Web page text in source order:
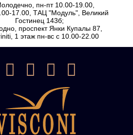
пн-пт 10.00-19.00,
17.00, ТАЦ "Модуль", Великий
Гостинец 143б;
проспект Янки Купалы 87,
1 этаж пн-вс с 10.00-22.00